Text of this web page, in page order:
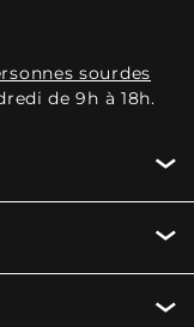
sourdes
de 9h à 18h.